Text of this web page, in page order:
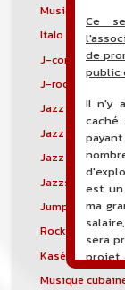
Musique
Italo Disco
J-core
J-rock
Jazz blues
Jazz Nouvelle-
Jazz vocal
Jazzstep
Jump blues
Rock canadien
Kasékò
Musique
Ce
de
public
Il n'y
est un
ma
sera
projet
de